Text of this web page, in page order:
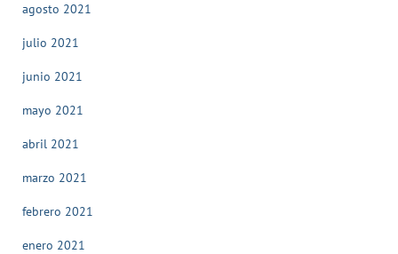
agosto 2021
julio 2021
junio 2021
mayo 2021
abril 2021
marzo 2021
febrero 2021
enero 2021